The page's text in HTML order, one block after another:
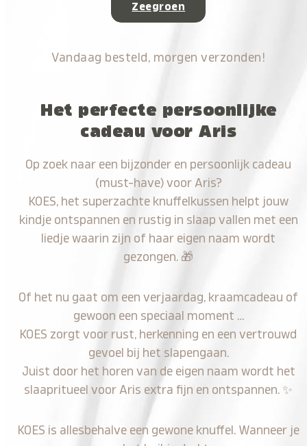
Zeegroen
Vandaag besteld, morgen verzonden!
Het perfecte persoonlijke
cadeau voor Aris
Op zoek naar een bijzonder en persoonlijk cadeau
(must-have) voor Aris?
KOES, het superzachte knuffelkussen helpt jouw
kindje ontspannen en rustig in slaap vallen met een
liedje waarin zijn of haar eigen naam wordt
gezongen. 🎁
Of het nu gaat om een verjaardag, kraamcadeau of
gewoon een speciaal moment …
KOES zorgt voor rust, herkenning en een vertrouwd
gevoel bij het slapengaan.
Juist door het horen van de eigen naam wordt het
slaapritueel voor Aris extra fijn en ontspannen. ✨
KOES is allesbehalve een gewone knuffel. Wanneer je